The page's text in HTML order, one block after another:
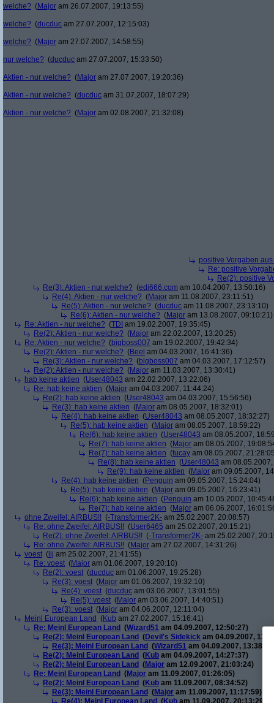
welche? (Major am 26.07.2007, 19:13:55)
welche? (ducduc am 27.07.2007, 12:15:03)
welche? (Major am 27.07.2007, 14:58:55)
nur welche? (ducduc am 27.07.2007, 15:33:50)
Aktien - nur welche? (Major am 27.07.2007, 19:20:36)
Aktien - nur welche? (ducduc am 31.07.2007, 18:07:29)
Aktien - nur welche? (Major am 02.08.2007, 21:32:08)
positive Vorgaben
Re: positive
Re(2): positive
Re(3): Aktien - nur welche? (edi666.com am 10.04.2007, 13:50:16)
Re(4): Aktien - nur welche? (Major am 11.08.2007, 23:11:51)
Re(5): Aktien - nur welche? (ducduc am 11.08.2007, 23:13:10)
Re(6): Aktien - nur welche? (Major am 13.08.2007, 09:10:21)
Re: Aktien - nur welche? (TDI am 19.02.2007, 19:35:45)
Re(2): Aktien - nur welche? (Major am 22.02.2007, 13:20:25)
Re: Aktien - nur welche? (bigboss007 am 19.02.2007, 19:42:34)
Re(2): Aktien - nur welche? (Beel am 04.03.2007, 16:41:36)
Re(3): Aktien - nur welche? (bigboss007 am 04.03.2007, 17:12:57)
Re(2): Aktien - nur welche? (Major am 11.03.2007, 13:30:41)
hab keine aktien (User48043 am 22.02.2007, 13:22:06)
Re: hab keine aktien (Major am 04.03.2007, 11:44:24)
Re(2): hab keine aktien (User48043 am 04.03.2007, 15:56:56)
Re(3): hab keine aktien (Major am 08.05.2007, 18:32:01)
Re(4): hab keine aktien (User48043 am 08.05.2007, 18:32:27)
Re(5): hab keine aktien (Major am 08.05.2007, 18:59:22)
Re(6): hab keine aktien (User48043 am 08.05.2007,
Re(7): hab keine aktien (Major am 08.05.2007,
Re(7): hab keine aktien (tucay am 08.05.2007,
Re(8): hab keine aktien (User48043 am
Re(9): hab keine aktien (Major am 09.05.2007,
Re(4): hab keine aktien (Penguin am 09.05.2007, 15:24:04)
Re(5): hab keine aktien (Major am 09.05.2007, 16:23:41)
Re(6): hab keine aktien (Penguin am 10.05.2007,
Re(7): hab keine aktien (Major am 06.06.2007,
ohne Zweifel: AIRBUS!! (-Transformer2K- am 25.02.2007, 20:08:57)
Re: ohne Zweifel: AIRBUS!! (User6465 am 25.02.2007, 20:15:21)
Re(2): ohne Zweifel: AIRBUS!! (-Transformer2K- am 25.02.2007,
Re: ohne Zweifel: AIRBUS!! (Major am 27.02.2007, 14:31:26)
voest ( lij am 25.02.2007, 21:41:55)
Re: voest (Major am 01.06.2007, 19:20:10)
Re(2): voest (ducduc am 01.06.2007, 19:25:28)
Re(3): voest (Major am 01.06.2007, 19:32:10)
Re(4): voest (ducduc am 03.06.2007, 13:01:55)
Re(5): voest (Major am 03.06.2007, 14:40:51)
Re(3): voest (Major am 04.06.2007, 12:11:04)
Meinl European Land (Kub am 27.02.2007, 15:16:41)
Re: Meinl European Land (Wizard51 am 04.09.2007, 12:50:27)
Re(2): Meinl European Land (Devil's Sidekick am 04.09.2007,
Re(3): Meinl European Land (Wizard51 am 04.09.2007,
Re(2): Meinl European Land (Kub am 04.09.2007, 14:27:37)
Re(2): Meinl European Land (Major am 12.09.2007, 21:03:24)
Re: Meinl European Land (Major am 11.09.2007, 01:26:05)
Re(2): Meinl European Land (Kub am 11.09.2007, 08:34:52)
Re(3): Meinl European Land (Major am 11.09.2007, 11:17:59)
Re(4): Meinl European Land (Kub am 11.09.2007, 20:13:29)